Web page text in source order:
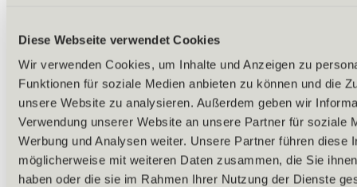
Diese Webseite verwendet Cookies
Wir verwenden Cookies, um Inhalte und Anzeigen zu
Funktionen für soziale Medien anbieten zu können und die
unsere Website zu analysieren. Außerdem geben wir
Verwendung unserer Website an unsere Partner für soziale
Werbung und Analysen weiter. Unsere Partner führen diese
möglicherweise mit weiteren Daten zusammen, die Sie
haben oder die sie im Rahmen Ihrer Nutzung der Dienste